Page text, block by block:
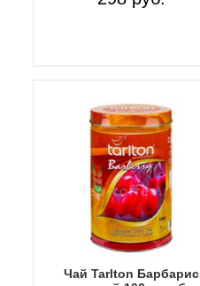
Чай Tarlton Барбарис